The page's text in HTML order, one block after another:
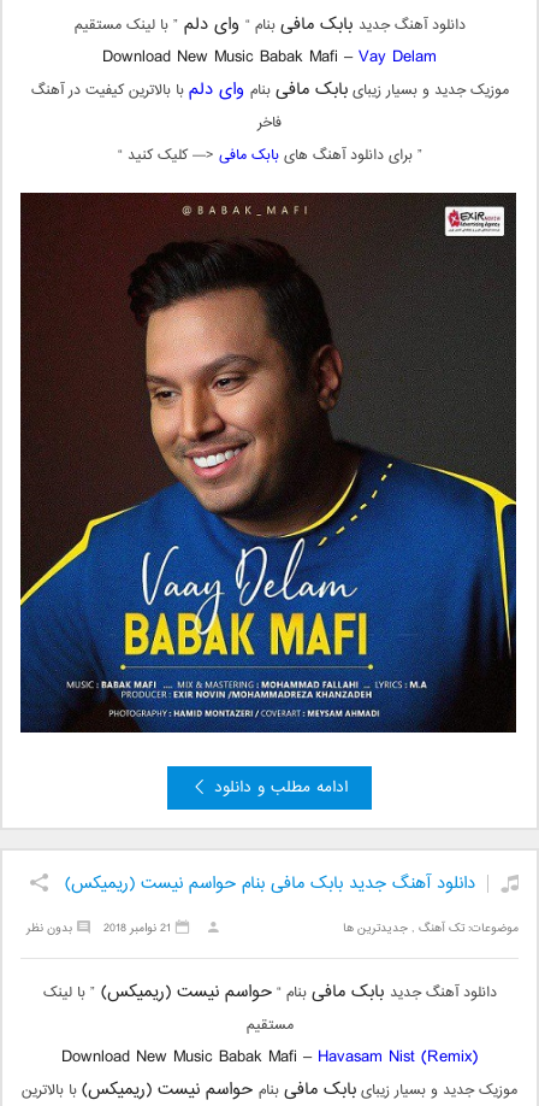
دانلود آهنگ جدید بابک مافیبنام “ وای دلم” با لینک مستقیم
Download New Music Babak Mafi –Vay Delam
موزیک جدید و بسیار زیبایبابک مافیبنام وای دلمبا بالاترین کیفیت در آهنگ
فاخر
” برای دانلود آهنگ هایبابک مافی <— کلیک کنید “
ادامه مطلب و دانلود
دانلود آهنگ جدید بابک مافی بنام حواسم نیست (ریمیکس)
موضوعات:تک آهنگ ,جدیدترین ها بدون نظر 21 نوامبر 2018
دانلود آهنگ جدید بابک مافیبنام “حواسم نیست (ریمیکس)” با لینک
مستقیم
Download New Music Babak Mafi – Havasam Nist (Remix)
موزیک جدید و بسیار زیبایبابک مافیبنام حواسم نیست (ریمیکس)با بالاترین